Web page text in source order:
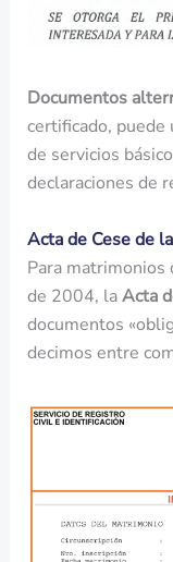
Documentos
certificado, puede
de servicios
declaraciones de
Acta de Cese de
Para matrimonios
de 2004, laActa
documentos
decimos entre